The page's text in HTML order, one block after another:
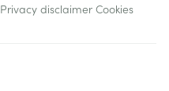
Privacy disclaimer Cookies